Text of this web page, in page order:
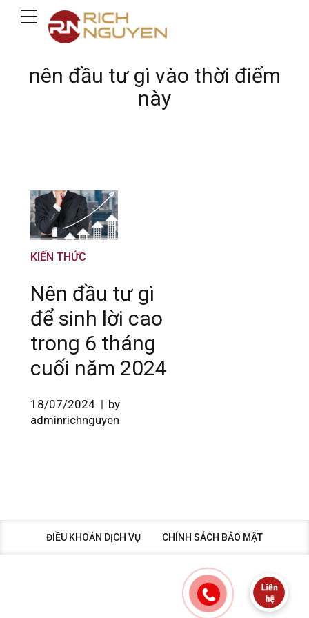
nên đầu tư gì vào thời điểm
này
KIẾN THỨC
Nên đầu tư gì
để sinh lời cao
trong 6 tháng
cuối năm 2024
18/07/2024
by
adminrichnguyen
ĐIỀU KHOẢN DỊCH VỤ CHÍNH SÁCH BẢO MẬT